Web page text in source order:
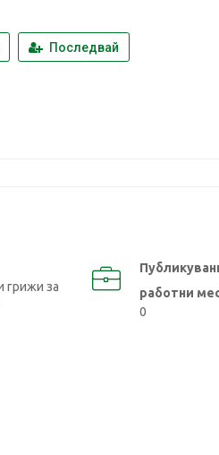
Последвай
грижи за
работни
0